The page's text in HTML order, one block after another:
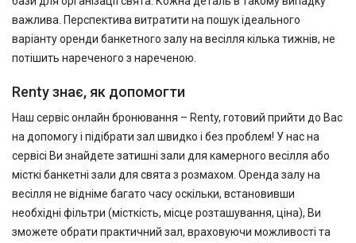
важлива. Перспектива витратити на пошук ідеального
варіантуоренди банкетного залу на весілля кілька тижнів, не
потішить нареченого з нареченою.
Rentyзнає, як допомогти
Наш сервіс онлайн бронювання – Renty, готовий прийти до Вас
на допомогу і підібрати зал швидко і без проблем! У нас на
сервісі Ви знайдете затишні зали для камерного весілля або
місткі банкетні зали для свята з розмахом. Оренда залу на
весілля не відніме багато часу оскільки, встановивши
необхідні фільтри (місткість, місце розташування, ціна), Ви
зможете обрати практичний зал, враховуючи можливості та